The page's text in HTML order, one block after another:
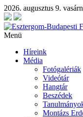
2026. augusztus 9.
Menü
Híreink
Média
Fotógalériák
Videótár
Hangtár
Beszédek
Montázs